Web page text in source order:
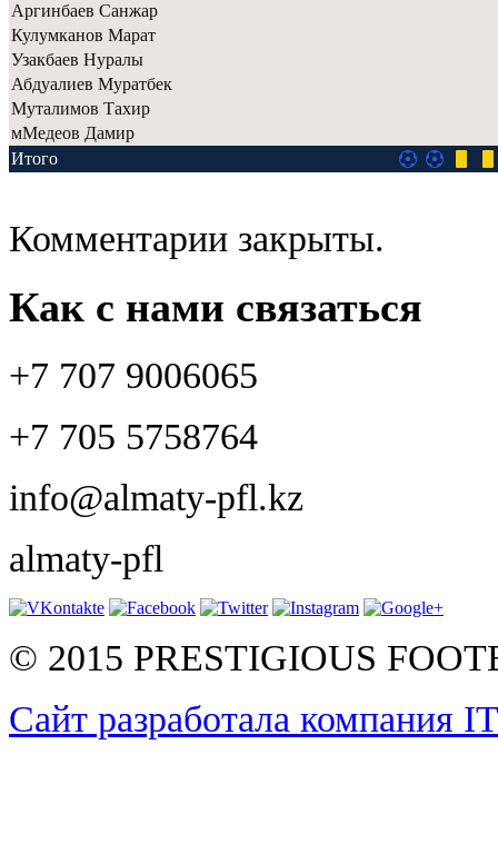
Аргинбаев Санжар
Кулумканов Марат
Узакбаев Нуралы
Абдуалиев Муратбек
Муталимов Тахир
мМедеов Дамир
Итого
Комментарии закрыты.
Как с нами связаться
+7 707 9006065
+7 705 5758764
info@almaty-pfl.kz
almaty-pfl
© 2015 PRESTIGIOUS
Сайт разработала компания